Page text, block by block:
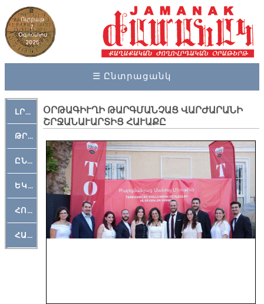
Ուրբաթ
7,
Օգոստոս
2026
☰ Ընտրացանկ
ԼՐԱՀՈՍ
ԹՐՔԱՀԱՅ ԿԵԱՆՔ
ԸՆԿԵՐԱՄՇԱԿՈՒԹԱՅԻՆ
ԵԿԵՂԵՑԱԿԱՆ
ՀՈԳԵՄՏԱՒՈՐ
ՀԱՐԹԱԿ
ՕՐԹԱԳԻՒՂԻ ԹԱՐԳՄԱՆՉԱՑ ՎԱՐԺԱՐԱՆԻ
ՇՐՋԱՆԱՒԱՐՏԻՑ ՀԱՒԱՔԸ